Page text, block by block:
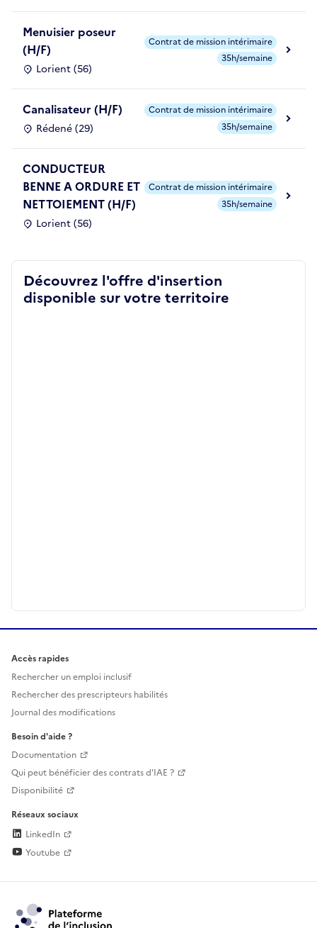
Menuisier poseur
(H/F)
Lorient (56)
Contrat de mission intérimaire
35h/semaine
Canalisateur (H/F)
Rédené (29)
Contrat de mission intérimaire
35h/semaine
CONDUCTEUR
BENNE A ORDURE ET
NETTOIEMENT (H/F)
Lorient (56)
Contrat de mission intérimaire
35h/semaine
Découvrez l'offre d'insertion
disponible sur votre territoire
Accès rapides
Rechercher un emploi inclusif
Rechercher des prescripteurs habilités
Journal des modifications
Besoin d'aide ?
Documentation
Qui peut bénéficier des contrats d'IAE ?
Disponibilité
Réseaux sociaux
LinkedIn
Youtube